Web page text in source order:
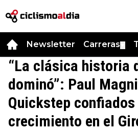
Newsletter Carreras
“La clásica historia
dominó”: Paul
Quickstep
crecimiento en el